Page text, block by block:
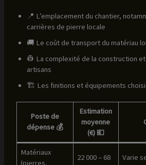
📍 L’emplacement du chantier,
carrières de pierre locale
🚚 Le coût de transport du matériau
👷 La complexité de la construction
artisans
🏗️ Les finitions et équipements
Poste de
dépense 💰
Estimation
moyenne
(€) 💶
Matériaux
22 000 – 68
Varie